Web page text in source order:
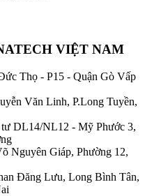
VIỆT NAM
Thọ - P15 - Quận Gò Vấp
Văn Linh, P.Long Tuyền,
tư DL14/NL12 - Mỹ Phước 3,
Nguyên Giáp, Phường 12,
Đăng Lưu, Long Bình Tân,